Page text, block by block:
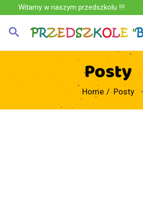
Witamy w naszym przedszkolu !!!
Posty
Home Posty